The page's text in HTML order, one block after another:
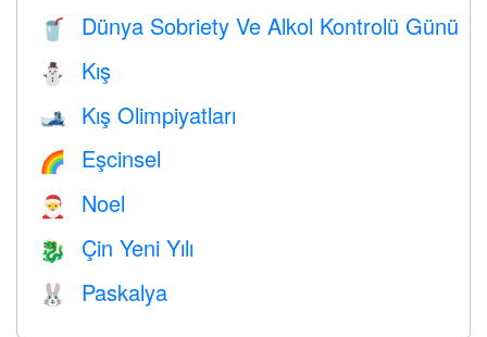
🥤 Dünya Sobriety Ve Alkol Kontrolü Günü
⛄ Kış
🎿 Kış Olimpiyatları
🌈 Eşcinsel
🎅 Noel
🐉 Çin Yeni Yılı
🐰 Paskalya